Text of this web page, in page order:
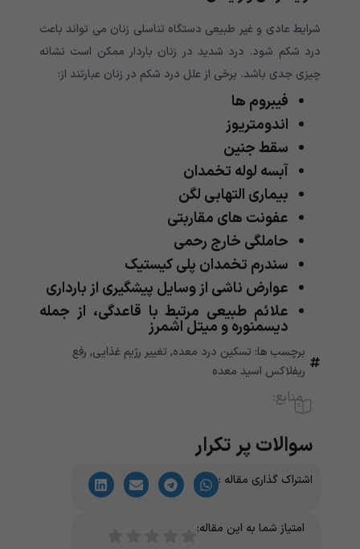
شرایط عادی و غیر طبیعی دستگاه تناسلی زنان می تواند باعث
درد شکم شود. درد شدید در زنان باردار ممکن است نشانه
چیزی جدی باشد. برخی از علل درد شکم در زنان عبارتند از:
فیبروم ها
اندومتریوز
سقط جنین
آبسه لوله تخمدان
بیماری التهابی لگن
عفونت های مقاربتی
حاملگی خارج رحمی
سندرم تخمدان پلی کیستیک
عوارض ناشی از وسایل پیشگیری از بارداری
علائم طبیعی مرتبط با قاعدگی، از جمله
دیسمنوره و میتل اشمرز
برچسب ها: تسکین درد معده, تغییر رژیم غذایی, رفع
ریفلاکس اسید معده
منابع:
سوالات پر تکرار
اشتراک گذاری مقاله :
امتیاز شما به این مقاله: